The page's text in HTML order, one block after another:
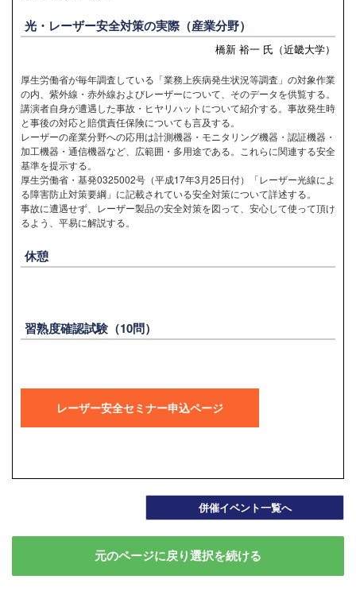
光・レーザー安全対策の実際（産業分野）
橋新 裕一 氏（近畿大学）
厚生労働省が毎年調査している「業務上疾病発生状況等調査」の対象作業
の内、紫外線・赤外線およびレーザーについて、そのデータを供覧する。
講演者自身が遭遇した事故・ヒヤリハットについて紹介する。事故発生時
と事後の対応と賠償責任保険についても言及する。
レーザーの産業分野への応用は計測機器・モニタリング機器・認証機器・
加工機器・通信機器など、広範囲・多用途である。これらに関連する安全
基準を提示する。
厚生労働省・基発0325002号（平成17年3月25日付）「レーザー光線によ
る障害防止対策要綱」に記載されている安全対策について詳述する。
事故に遭遇せず、レーザー製品の安全対策を図って、安心して使って頂け
るよう、平易に解説する。
休憩
習熟度確認試験（10問）
レーザー安全セミナー申込ページ
併催イベント一覧へ
元のページに戻り選択を続ける